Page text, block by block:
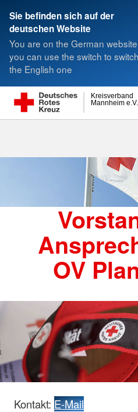
Sie befinden sich auf der
deutschen Website
You are on the German
you can use the switch to
the English one
Mannheim e.V.
Kreisverband
Suche
OV
Kontakt: E-Mail